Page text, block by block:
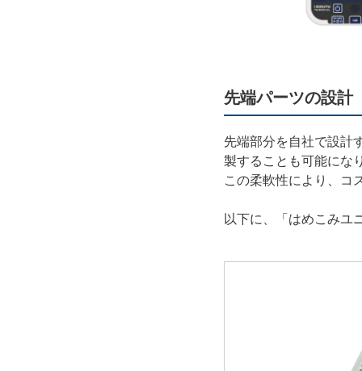
先端パーツの設計
先端部分を自社で設計
製することも可能にな
この柔軟性により、コ
以下に、「はめこみユ